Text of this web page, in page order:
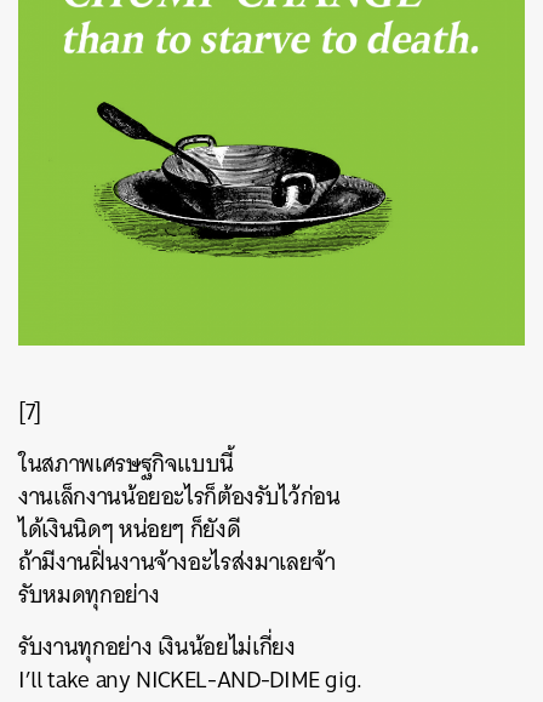
[7]
ในสภาพเศรษฐกิจแบบนี้
งานเล็กงานน้อยอะไรก็ต้องรับไว้ก่อน
ได้เงินนิดๆ หน่อยๆ ก็ยังดี
ถ้ามีงานฝิ่นงานจ้างอะไรส่งมาเลยจ้า
รับหมดทุกอย่าง
รับงานทุกอย่าง เงินน้อยไม่เกี่ยง
I’ll take any NICKEL-AND-DIME gig.